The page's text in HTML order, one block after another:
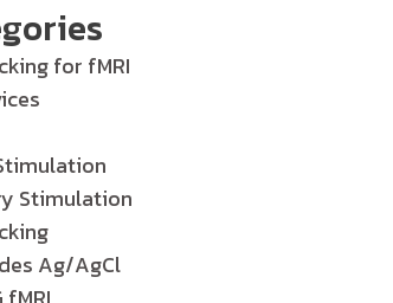
for fMRI
Stimulation
Ag/AgCl